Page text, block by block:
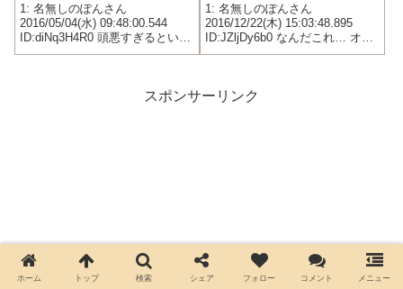
1: 名無しのぽんさん
2016/05/04(水) 09:48:00.544
ID:diNq3H4R0 頭悪すぎるという
か..... 大人でしょ？ヤバくない？
1: 名無しのぽんさん
2016/12/22(木) 15:03:48.895
ID:JZljDy6b0 なんだこれ… オッ
サンはこんなのが好きなの？理
スポンサーリンク
ホーム トップ 検索 シェア フォロー コメント メニュー